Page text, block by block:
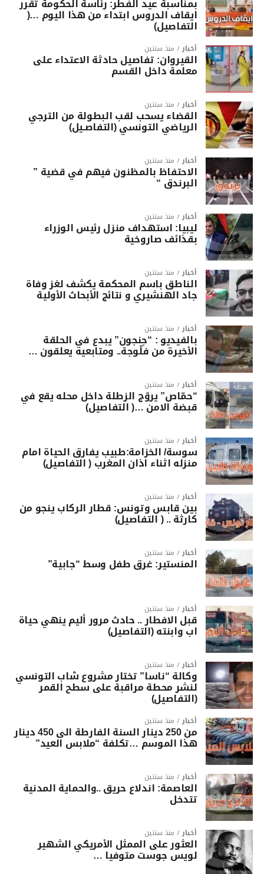
بمناسبة عيد الفطر: رئاسة الحكومة تقرر
ايقاف الدروس ابتداء من هذا اليوم …(
التفاصيل)
أخبار منذ سنتين
القيروان: تفاصيل حادثة الاعتداء على
معلمة داخل القسم
أخبار منذ سنتين
القضاء يسحب لقب البطولة من الترجي
الرياضي التونسي (التفاصـيل)
أخبار منذ سنتين
الاحتفاظ بالمظنون فيهم في قضية ”
البرندق “
أخبار منذ سنتين
ليبيا: استهداف منزل رئيس الوزراء
بقذائف صاروخية
أخبار منذ سنتين
الناطق باسم المحكمة يكشف لغز وفاة
جاد الهنشيري و نتائج الأبحاث الأولية
أخبار منذ سنتين
بالفيديو : “جنجون” يبدع في الحلقة
الأخيرة من فلّوجة.. ومتابعيه يعلقون …
أخبار منذ سنتين
“حمّاص” يروّج الزطلة داخل محله يقع في
قبضة الامن …( التفاصيل)
أخبار منذ سنتين
سوسة/ الخزامة:طبيب يفارق الحياة امام
منزله اثناء اذان المغرب ( التفاصيل)
أخبار منذ سنتين
بين قابس وتونس: قطار الركاب ينجو من
كارثة .. ( التفاصيل)
أخبار منذ سنتين
المنستير: غرق طفل وسط “جابية”
أخبار منذ سنتين
قبل الافطار .. حادث مرور أليم ينهي حياة
اب وابنته (التفاصيل)
أخبار منذ سنتين
وكالة “ناسا” تختار مشروع شاب التونسي
لنشر محطة مراقبة على سطح القمر
(التفاصيل)
أخبار منذ سنتين
من 250 دينار السنة الفارطة الى 450 دينار
هذا الموسم …تكلفة “ملابس العيد”
أخبار منذ سنتين
العاصمة: اندلاع حريق ..والحماية المدنية
تتدخل
أخبار منذ سنتين
العثور على الممثل الأمريكي الشهير
لويس جوست متوفيا …